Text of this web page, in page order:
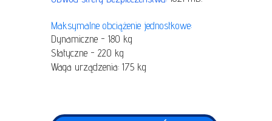
Maksymalne obciążenie jednostkowe:
Dynamiczne - 180 kg
Statyczne - 220 kg
Waga urządzenia: 175 kg